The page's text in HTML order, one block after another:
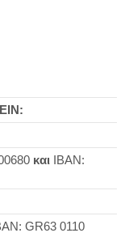
και IBAN:
GR63 0110